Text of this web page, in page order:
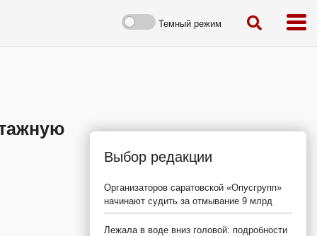
Темный режим
Выбор редакции
Организаторов саратовской «Опусгрупп»
начинают судить за отмывание 9 млрд
Лежала в воде вниз головой: подробности